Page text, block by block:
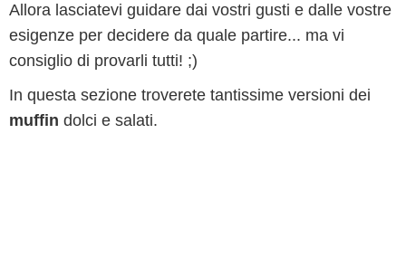
Allora lasciatevi guidare dai vostri gusti e dalle vostre
esigenze per decidere da quale partire... ma vi
consiglio di provarli tutti! ;)
In questa sezione troverete tantissime versioni dei
muffin dolci e salati.